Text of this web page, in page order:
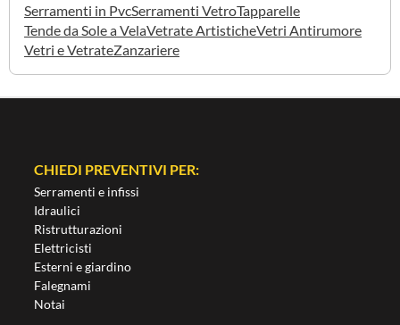
Serramenti in PvcSerramenti VetroTapparelle
Tende da Sole a VelaVetrate ArtisticheVetri Antirumore
Vetri e VetrateZanzariere
CHIEDI PREVENTIVI PER:
Serramenti e infissi
Idraulici
Ristrutturazioni
Elettricisti
Esterni e giardino
Falegnami
Notai